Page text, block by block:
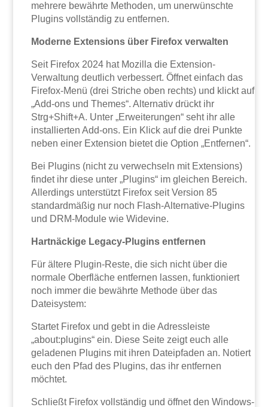
mehrere bewährte Methoden, um unerwünschte
Plugins vollständig zu entfernen.
Moderne Extensions über Firefox verwalten
Seit Firefox 2024 hat Mozilla die Extension-
Verwaltung deutlich verbessert. Öffnet einfach das
Firefox-Menü (drei Striche oben rechts) und klickt auf
„Add-ons und Themes“. Alternativ drückt ihr
Strg+Shift+A. Unter „Erweiterungen“ seht ihr alle
installierten Add-ons. Ein Klick auf die drei Punkte
neben einer Extension bietet die Option „Entfernen“.
Bei Plugins (nicht zu verwechseln mit Extensions)
findet ihr diese unter „Plugins“ im gleichen Bereich.
Allerdings unterstützt Firefox seit Version 85
standardmäßig nur noch Flash-Alternative-Plugins
und DRM-Module wie Widevine.
Hartnäckige Legacy-Plugins entfernen
Für ältere Plugin-Reste, die sich nicht über die
normale Oberfläche entfernen lassen, funktioniert
noch immer die bewährte Methode über das
Dateisystem:
Startet Firefox und gebt in die Adressleiste
„about:plugins“ ein. Diese Seite zeigt euch alle
geladenen Plugins mit ihren Dateipfaden an. Notiert
euch den Pfad des Plugins, das ihr entfernen
möchtet.
Schließt Firefox vollständig und öffnet den Windows-